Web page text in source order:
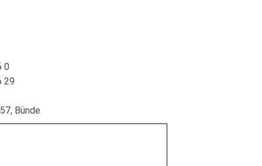
0
29
Bünde